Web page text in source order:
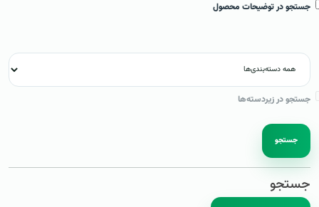
جستجو در توضیحات محصول
جستجو در زیردسته‌ها
جستجو
جستجو